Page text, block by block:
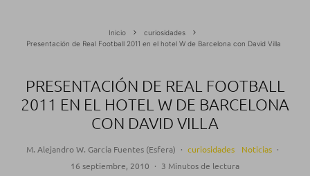
Inicio
curiosidades
Presentación de Real Football 2011 en el hotel W de Barcelona con David Villa
PRESENTACIÓN DE REAL FOOTBALL
2011 EN EL HOTEL W DE BARCELONA
CON DAVID VILLA
M. Alejandro W. García Fuentes (Esfera) · curiosidades Noticias ·
16 septiembre, 2010 · 3 Minutos de lectura